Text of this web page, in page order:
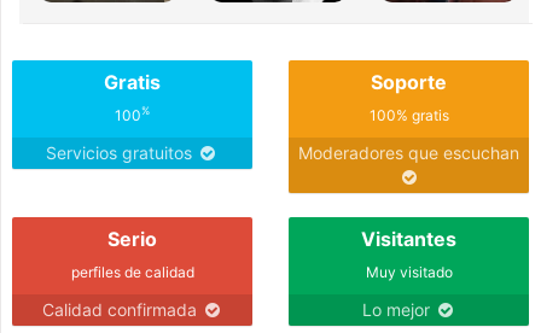
Gratis
100%
Servicios gratuitos
Soporte
100% gratis
Moderadores que escuchan
Serio
perfiles de calidad
Calidad confirmada
Visitantes
Muy visitado
Lo mejor